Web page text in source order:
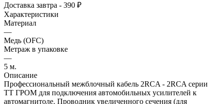
Доставка завтра - 390 ₽
Характеристики
Материал
—
Медь (OFC)
Метраж в упаковке
—
5 м.
Описание
Профессиональный межблочный кабель 2RCA - 2RCA серии
ТТ ГРОМ для подключения автомобильных усилителей к
автомагнитоле. Проводник увеличенного сечения (для